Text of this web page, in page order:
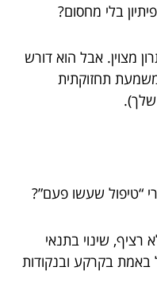
בלי מחסום?
מצוין. אבל הוא דורש
תחזוקתית
שלך).
“טיפול שעשו פעם”?
שינוי בתנאי
באמת בקרקע ובנקודות